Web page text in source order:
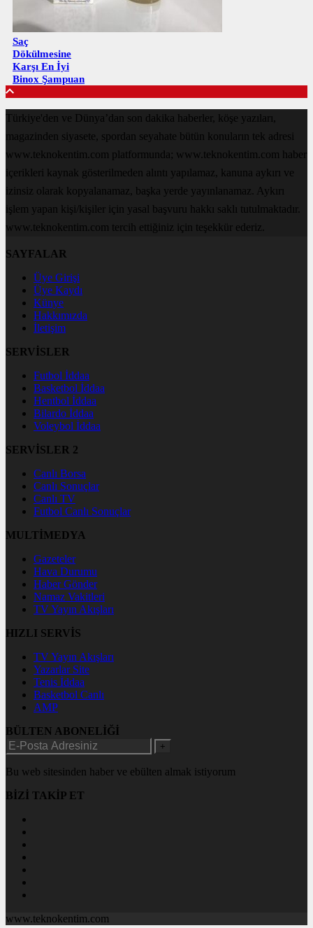
Saç
Dökülmesine
Karşı En İyi
Binox Şampuan
Türkiye'den ve Dünya’dan son dakika haberler, köşe yazıları,
magazinden siyasete, spordan seyahate bütün konuların tek adresi
www.teknokentim.com platformunda; www.teknokentim.com haber
içerikleri kaynak gösterilmeden alıntı yapılamaz, kanuna aykırı ve
izinsiz olarak kopyalanamaz, başka yerde yayınlanamaz. Aykırı
işlem yapan kişi/kişiler için yasal başvuru hakkı saklı tutulmaktadır.
www.teknokentim.com tercih ettiğiniz için teşekkür ederiz.
SAYFALAR
Üye Girişi
Üye Kaydı
Künye
Hakkımızda
İletişim
SERVİSLER
Futbol İddaa
Basketbol İddaa
Hentbol İddaa
Bilardo İddaa
Voleybol İddaa
SERVİSLER 2
Canlı Borsa
Canlı Sonuçlar
Canlı TV
Futbol Canlı Sonuçlar
MULTİMEDYA
Gazeteler
Hava Durumu
Haber Gönder
Namaz Vakitleri
TV Yayın Akışları
HIZLI SERVİS
TV Yayın Akışları
Yazarlar Site
Tenis İddaa
Basketbol Canlı
AMP
BÜLTEN ABONELİĞİ
+
Bu web sitesinden haber ve ebülten almak istiyorum
BİZİ TAKİP ET
www.teknokentim.com